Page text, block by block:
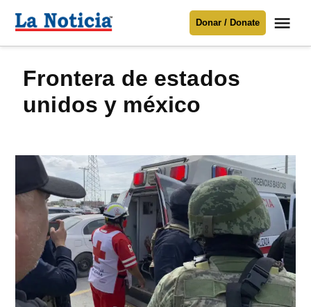
Para mantenerte informado necesitamos
contenido
Noticia
Donar / Donate
frontera de estados
unidos y méxico